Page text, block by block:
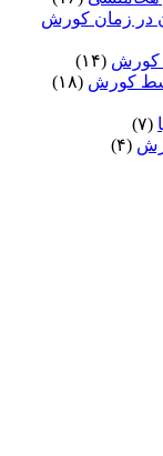
در زمان کورش
کورش (۱۴)
کورش (۱۸)
(۷)
(۴)